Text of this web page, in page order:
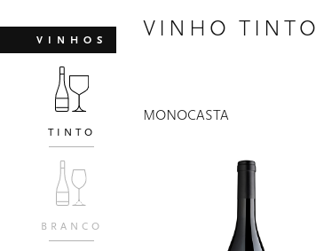
VINHOS
TINTO
BRANCO
VINHO TINTO
MONOCASTA